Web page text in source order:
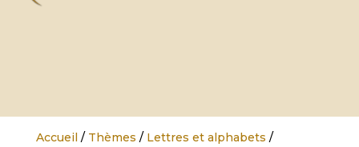
Accueil / Thèmes / Lettres et alphabets /